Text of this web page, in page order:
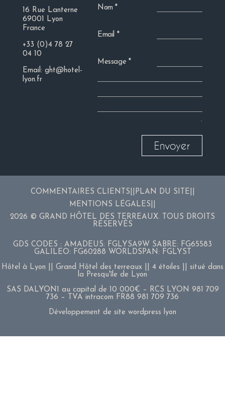
16 Rue Lanterne
69001 Lyon
France
+33 (0)4 78 27
04 10
Email: ght@hotel-
lyon.fr
Nom
Email
Message
COMMENTAIRES CLIENTS
PLAN DU SITE
MENTIONS LÉGALES
2026 © GRAND HÔTEL DES TERREAUX. TOUS DROITS
RÉSERVÉS
GDS CODES : AMADEUS: FGLYSA9W SABRE: FG65583
GALILEO: FG60288 WORLDSPAN: FGLYST
Hôtel à Lyon || Grand Hôtel des terreaux || 4 étoiles || situé dans
la Presqu'île de Lyon
SAS DALYON1 au capital de 10 000€ – RCS LYON 981 709
736 – TVA intracom FR88 981 709 736
Développement de site wordpress lyon